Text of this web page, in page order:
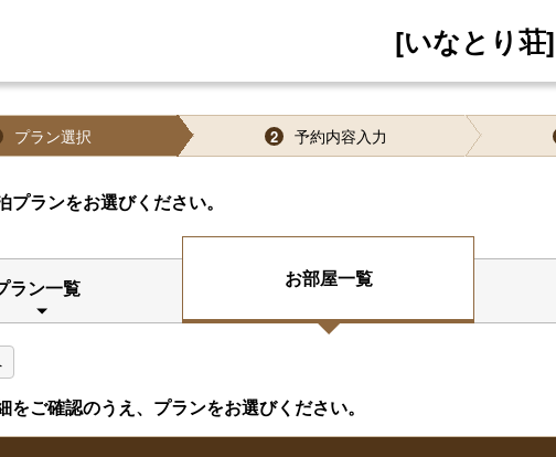
[いなとり荘]
プラン選択 2 予約内容入力
プランをお選びください。
ラン一覧 お部屋一覧
をご確認のうえ、プランをお選びください。